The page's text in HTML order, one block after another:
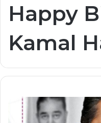
Happy
Kamal